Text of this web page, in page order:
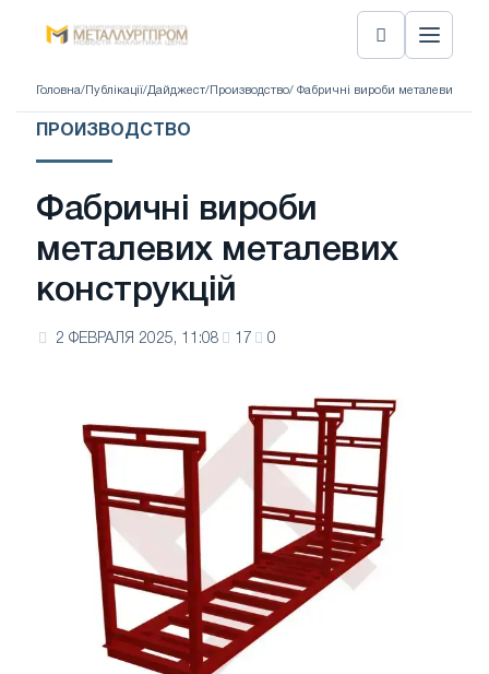
Головна/ Публікації/Дайджест/ Производство/ Фабричні вироби металевих
ПРОИЗВОДСТВО
Фабричні вироби
металевих металевих
конструкцій
2 ФЕВРАЛЯ 2025, 11:08 17 0